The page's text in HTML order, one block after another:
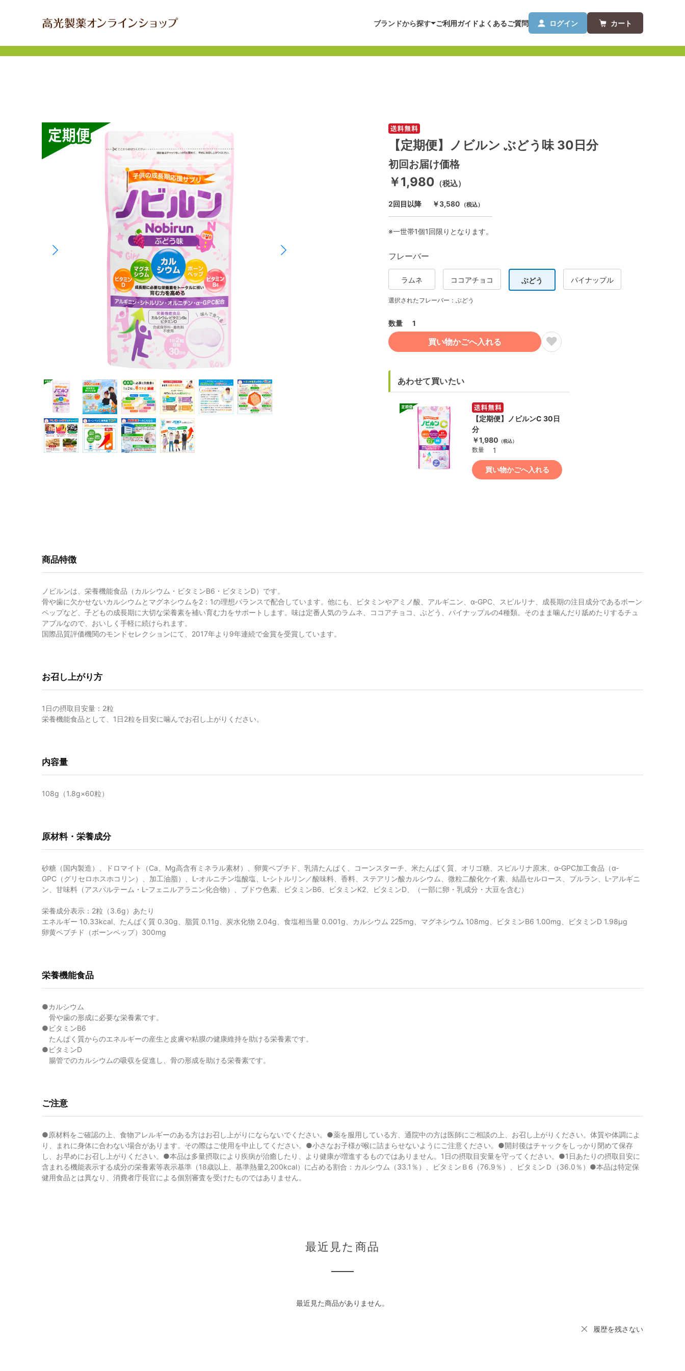
ブランドから探す ご利用ガイドよくあるご質問 ログイン カート
【定期便】ノビルン ぶどう味 30日分
初回お届け価格
￥1,980 （税込）
2回目以降 ￥3,580 （税込）
※一世帯1個1回限りとなります。
フレーバー
ラムネ ココアチョコ ぶどう パイナップル
選択されたフレーバー：ぶどう
数量 1
買い物かごへ入れる
あわせて買いたい
【定期便】ノビルンC 30日
分
￥1,980 （税込）
数量 1
買い物かごへ入れる
商品特徴
ノビルンは、栄養機能食品（カルシウム・ビタミンB6・ビタミンD）です。
骨や歯に欠かせないカルシウムとマグネシウムを2：1の理想バランスで配合しています。他にも、ビタミンやアミノ酸、アルギニン、α-GPC、スピルリナ、成長期の注目成分であるボーン
ペップなど、子どもの成長期に大切な栄養素を補い育む力をサポートします。味は定番人気のラムネ、ココアチョコ、ぶどう、パイナップルの4種類。そのまま噛んだり舐めたりするチュ
アブルなので、おいしく手軽に続けられます。
国際品質評価機関のモンドセレクションにて、2017年より9年連続で金賞を受賞しています。
お召し上がり方
1日の摂取目安量：2粒
栄養機能食品として、1日2粒を目安に噛んでお召し上がりください。
内容量
108g（1.8g×60粒）
原材料・栄養成分
砂糖（国内製造）、ドロマイト（Ca、Mg高含有ミネラル素材）、卵黄ペプチド、乳清たんぱく、コーンスターチ、米たんぱく質、オリゴ糖、スピルリナ原末、α-GPC加工食品（α-
GPC（グリセロホスホコリン）、加工油脂）、L-オルニチン塩酸塩、L-シトルリン／酸味料、香料、ステアリン酸カルシウム、微粒二酸化ケイ素、結晶セルロース、プルラン、L-アルギニ
ン、甘味料（アスパルテーム・L-フェニルアラニン化合物）、ブドウ色素、ビタミンB6、ビタミンK2、ビタミンD、（一部に卵・乳成分・大豆を含む）
栄養成分表示：2粒（3.6g）あたり
エネルギー 10.33kcal、たんぱく質 0.30g、脂質 0.11g、炭水化物 2.04g、食塩相当量 0.001g、カルシウム 225mg、マグネシウム 108mg、ビタミンB6 1.00mg、ビタミンD 1.98μg
卵黄ペプチド（ボーンペップ）300mg
栄養機能食品
●カルシウム
骨や歯の形成に必要な栄養素です。
●ビタミンB6
たんぱく質からのエネルギーの産生と皮膚や粘膜の健康維持を助ける栄養素です。
●ビタミンD
腸管でのカルシウムの吸収を促進し、骨の形成を助ける栄養素です。
ご注意
●原材料をご確認の上、食物アレルギーのある方はお召し上がりにならないでください。●薬を服用している方、通院中の方は医師にご相談の上、お召し上がりください。体質や体調によ
り、まれに身体に合わない場合があります。その際はご使用を中止してください。●小さなお子様が喉に詰まらせないようにご注意ください。●開封後はチャックをしっかり閉めて保存
し、お早めにお召し上がりください。●本品は多量摂取により疾病が治癒したり、より健康が増進するものではありません。1日の摂取目安量を守ってください。●1日あたりの摂取目安に
含まれる機能表示する成分の栄養素等表示基準（18歳以上、基準熱量2,200kcal）に占める割合：カルシウム（33.1％）、ビタミンＢ6（76.9％）、ビタミンＤ（36.0％）●本品は特定保
健用食品とは異なり、消費者庁長官による個別審査を受けたものではありません。
最近見た商品
最近見た商品がありません。
履歴を残さない